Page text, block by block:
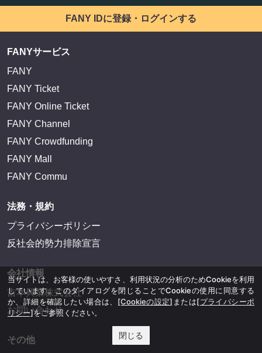
FANY IDに登録・ログインする
FANYサービス
FANY
FANY Ticket
FANY Online Ticket
FANY Channel
FANY Crowdfunding
FANY Mall
FANY Commu
法務・規約
プライバシーポリシー
反社会的勢力排除宣言
会社情報
吉本興業株式会社
お問い合わせ
その他
当サイトは、お客様の使いやすさ、利用状況の分析のためCookieを利用
しています。このダイアログを閉じることでCookieの使用に同意する
か、詳細を確認したい場合は、 [Cookieの設定] または[プライバシーポ
リシー]をご参照ください。
閉じる